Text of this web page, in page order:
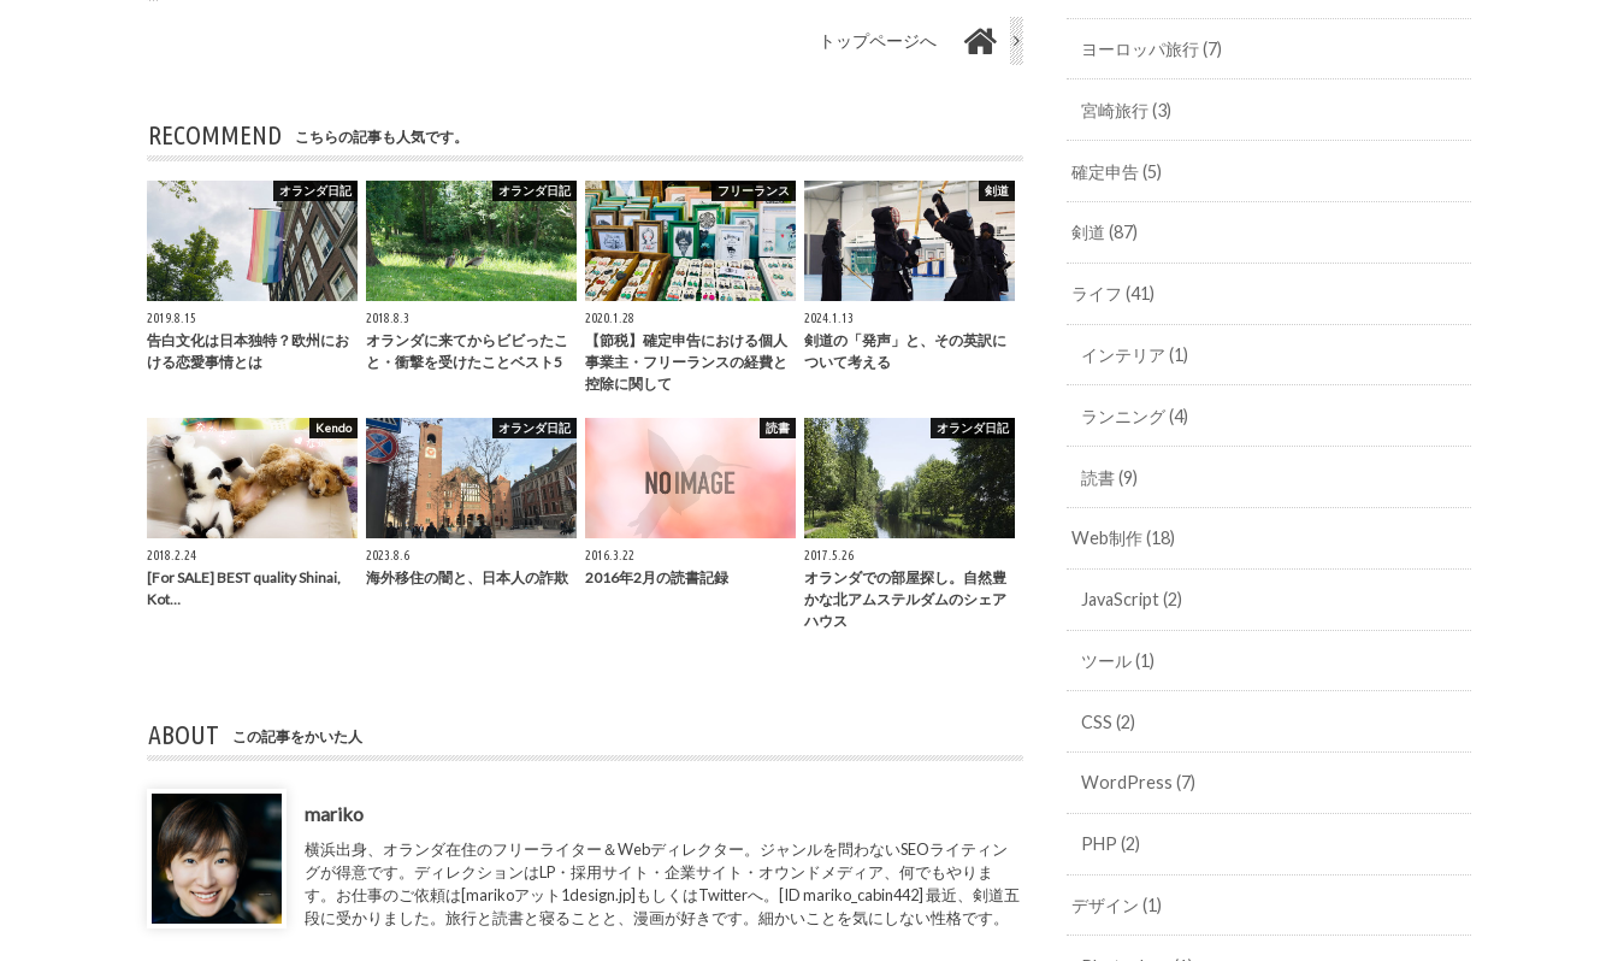
トップページへ
RECOMMEND こちらの記事も人気です。
オランダ日記
2019.8.15
告白文化は日本独特？欧州にお
ける恋愛事情とは
オランダ日記
2018.8.3
オランダに来てからビビったこ
と・衝撃を受けたことベスト5
フリーランス
2020.1.28
【節税】確定申告における個人
事業主・フリーランスの経費と
控除に関して
剣道
2024.1.13
剣道の「発声」と、その英訳に
ついて考える
Kendo
2018.2.24
[For SALE] BEST quality Shinai,
Kot…
オランダ日記
2023.8.6
海外移住の闇と、日本人の詐欺
読書
2016.3.22
2016年2月の読書記録
オランダ日記
2017.5.26
オランダでの部屋探し。自然豊
かな北アムステルダムのシェア
ハウス
ABOUT この記事をかいた人
mariko
横浜出身、オランダ在住のフリーライター＆Webディレクター。ジャンルを問わないSEOライティン
グが得意です。ディレクションはLP・採用サイト・企業サイト・オウンドメディア、何でもやりま
す。お仕事のご依頼は[marikoアット1design.jp]もしくはTwitterへ。[ID mariko_cabin442] 最近、剣道五
段に受かりました。旅行と読書と寝ることと、漫画が好きです。細かいことを気にしない性格です。
ヨーロッパ旅行(7)
宮崎旅行(3)
確定申告(5)
剣道(87)
ライフ(41)
インテリア (1)
ランニング(4)
読書(9)
Web制作(18)
JavaScript(2)
ツール(1)
CSS (2)
WordPress (7)
PHP (2)
デザイン(1)